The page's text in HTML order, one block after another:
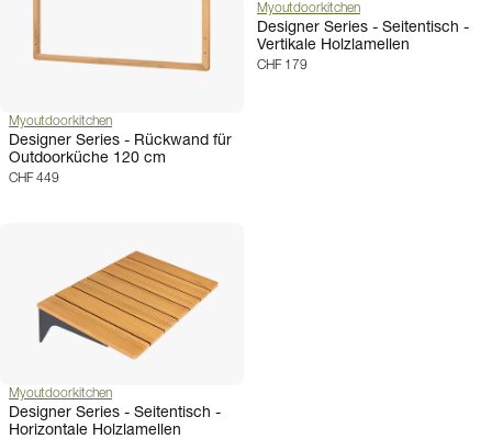
Myoutdoorkitchen
Designer Series - Rückwand für
Outdoorküche 120 cm
CHF 449
Myoutdoorkitchen
Designer Series - Seitentisch -
Vertikale Holzlamellen
CHF 179
Myoutdoorkitchen
Designer Series - Seitentisch -
Horizontale Holzlamellen